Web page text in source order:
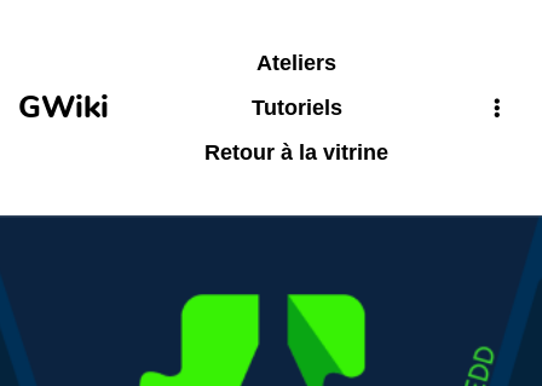
GWiki
Ateliers
Tutoriels
Retour à la vitrine